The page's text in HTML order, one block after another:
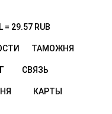
= 29.57 RUB
ТАМОЖНЯ
СВЯЗЬ
КАРТЫ